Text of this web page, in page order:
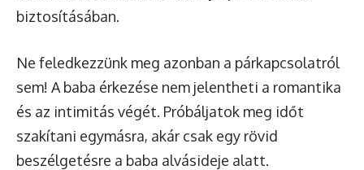
biztosításában.
Ne feledkezzünk meg azonban a párkapcsolatról
sem! A baba érkezése nem jelentheti a romantika
és az intimitás végét. Próbáljatok meg időt
szakítani egymásra, akár csak egy rövid
beszélgetésre a baba alvásideje alatt.